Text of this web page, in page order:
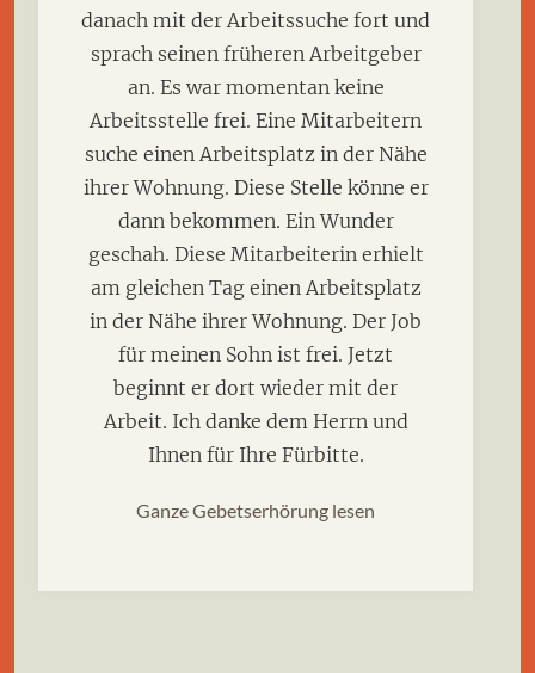
danach mit der Arbeitssuche fort und
sprach seinen früheren Arbeitgeber
an. Es war momentan keine
Arbeitsstelle frei. Eine Mitarbeitern
suche einen Arbeitsplatz in der Nähe
ihrer Wohnung. Diese Stelle könne er
dann bekommen. Ein Wunder
geschah. Diese Mitarbeiterin erhielt
am gleichen Tag einen Arbeitsplatz
in der Nähe ihrer Wohnung. Der Job
für meinen Sohn ist frei. Jetzt
beginnt er dort wieder mit der
Arbeit. Ich danke dem Herrn und
Ihnen für Ihre Fürbitte.
Ganze Gebetserhörung lesen